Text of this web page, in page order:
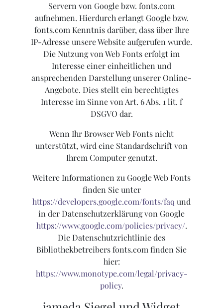
Servern von Google bzw. fonts.com
aufnehmen. Hierdurch erlangt Google bzw.
fonts.com Kenntnis darüber, dass über Ihre
IP-Adresse unsere Website aufgerufen wurde.
Die Nutzung von Web Fonts erfolgt im
Interesse einer einheitlichen und
ansprechenden Darstellung unserer Online-
Angebote. Dies stellt ein berechtigtes
Interesse im Sinne von Art. 6 Abs. 1 lit. f
DSGVO dar.
Wenn Ihr Browser Web Fonts nicht
unterstützt, wird eine Standardschrift von
Ihrem Computer genutzt.
Weitere Informationen zu Google Web Fonts
finden Sie unter
https://developers.google.com/fonts/faq und
in der Datenschutzerklärung von Google
https://www.google.com/policies/privacy/.
Die Datenschutzrichtlinie des
Bibliothekbetreibers fonts.com finden Sie
hier:
https://www.monotype.com/legal/privacy-
policy.